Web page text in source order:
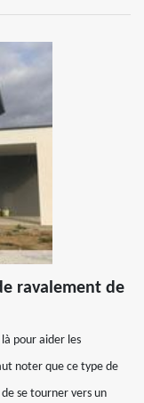
ravalement de
pour aider les
noter que ce type de
se tourner vers un